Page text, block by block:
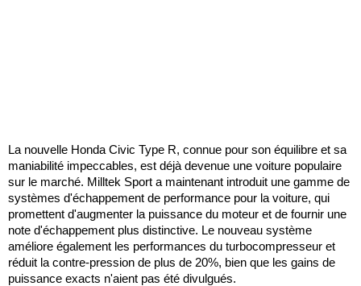
La nouvelle Honda Civic Type R, connue pour son équilibre et sa
maniabilité impeccables, est déjà devenue une voiture populaire
sur le marché. Milltek Sport a maintenant introduit une gamme de
systèmes d'échappement de performance pour la voiture, qui
promettent d'augmenter la puissance du moteur et de fournir une
note d'échappement plus distinctive. Le nouveau système
améliore également les performances du turbocompresseur et
réduit la contre-pression de plus de 20%, bien que les gains de
puissance exacts n'aient pas été divulgués.